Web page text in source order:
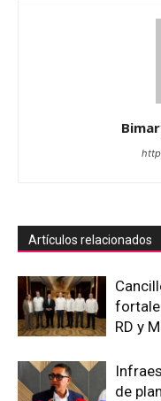
Artículos relacionados
RD y
de